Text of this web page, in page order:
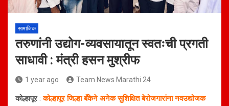
सामाजिक
तरुणांनी उद्योग-व्यवसायातून स्वतःची प्रगती
साधावी : मंत्री हसन मुश्रीफ
1 year ago Team News Marathi 24
कोल्हापूर:कोल्हापूर जिल्हा बँकेने अनेक सुशिक्षित बेरोजगारांना नवउद्योजक